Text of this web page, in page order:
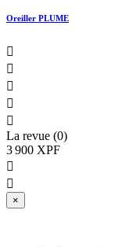
Oreiller PLUME





La revue (0)
3 900 XPF


×